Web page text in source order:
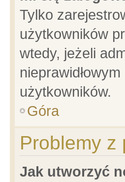
Tylko
użytkowników
wtedy, jeżeli
użytkowników.
Góra
Problemy z
Jak utworzyć